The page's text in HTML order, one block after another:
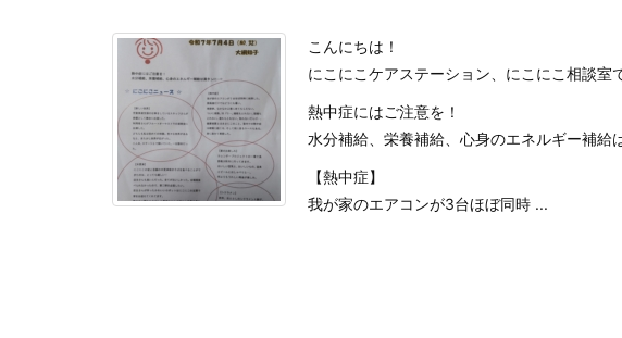
こんにちは！
にこにこケアステーション、にこにこ相談室
熱中症にはご注意を！
水分補給、栄養補給、心身のエネルギー補給
【熱中症】
我が家のエアコンが3台ほぼ同時 ...